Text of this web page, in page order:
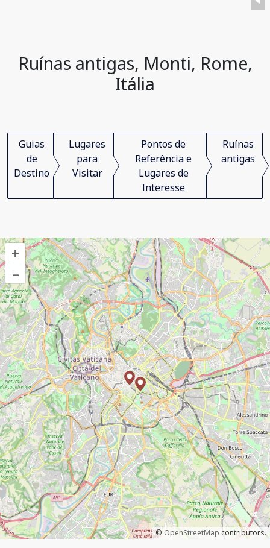
Ruínas antigas, Monti, Rome,
Itália
Guias
de
Destino
Lugares
para
Visitar
Pontos de
Referência e
Lugares de
Interesse
Ruínas
antigas
+
–
© OpenStreetMap contributors.